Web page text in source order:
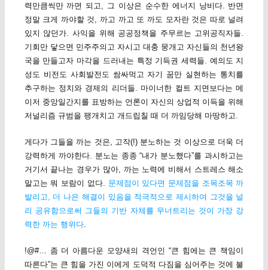
력만큼씩만 까면 되고, 그 이상은 순수한 에너지 낭비다. 반면
정말 크게 까야할 것, 까고 까고 또 까도 모자란 것은 따로 널려
있지 않던가. 사익을 위해 공공정책을 주무르는 고위공직자들.
기회만 닿으면 민주주의고 자시고 대충 뭉개고 자신들의 천년왕
국을 만들고자 마각을 드러내는 특정 기득권 세력들. 예의도 지
성도 비전도 사회발전도 쌈싸먹고 자기 꿈만 실현하는 통치를
추구하는 정치와 경제의 리더들. 마이너한 컬트 지면보다는 메
이저 중앙일간지를 표방하는 언론이 자신의 상업적 이득을 위해
저널리즘 규범을 팽개치고 개드립칠 때 더 까임당해 마땅하고.
게다가 그들을 까는 것은, 고작(!) 분노하는 것 이상으로 더욱 더
강력하게 까야한다. 분노는 종종 “내가 분노했다”를 과시하고는
거기서 끝나는 경우가 많아, 까는 노력에 비해서 스트레스 해소
말고는 뭐 보람이 없다. 문제점이 있다면 문제점을 조목조목 까
발리고, 더 나은 해결이 있음을 적극적으로 제시하여 그것을 널
리 공유함으로써 그들의 기반 자체를 무너트리는 것이 가장 강
력한 까는 행위다.
!@#… 좀 더 아름다운 모양새의 격언인 “큰 힘에는 큰 책임이
따른다”는 큰 힘을 가진 이에게 도덕적 다짐을 심어주는 것에 불